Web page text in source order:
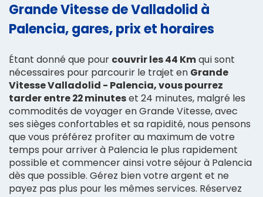
Grande Vitesse de Valladolid à
Palencia, gares, prix et horaires
Étant donné que pour couvrir les 44 Kmqui sont
nécessaires pour parcourir le trajet en Grande
Vitesse Valladolid - Palencia, vous pourrez
tarder entre 22 minuteset 24 minutes, malgré les
commodités de voyager en Grande Vitesse, avec
ses sièges confortables et sa rapidité, nous pensons
que vous préférez profiter au maximum de votre
temps pour arriver à Palencia le plus rapidement
possible et commencer ainsi votre séjour à Palencia
dès que possible. Gérez bien votre argent et ne
payez pas plus pour les mêmes services. Réservez